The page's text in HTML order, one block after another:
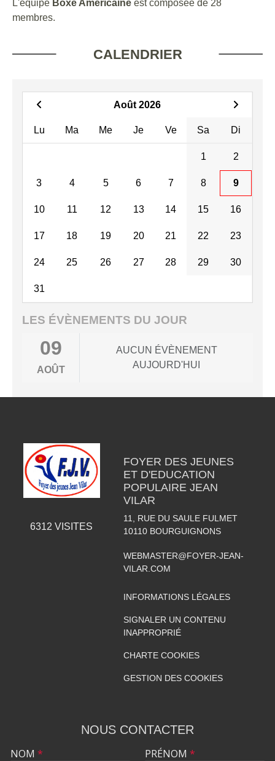
L'équipe Boxe Américaine est composée de 28
membres.
CALENDRIER
Août 2026
Lu Ma Me Je Ve Sa Di
1 2
3 4 5 6 7 8 9
10 11 12 13 14 15 16
17 18 19 20 21 22 23
24 25 26 27 28 29 30
31
LES ÉVÈNEMENTS DU JOUR
09
AOÛT
AUCUN ÉVÈNEMENT
AUJOURD'HUI
6312 VISITES
FOYER DES JEUNES
ET D'EDUCATION
POPULAIRE JEAN
VILAR
11, RUE DU SAULE FULMET
10110 BOURGUIGNONS
WEBMASTER@FOYER-JEAN-
VILAR.COM
INFORMATIONS LÉGALES
SIGNALER UN CONTENU
INAPPROPRIÉ
CHARTE COOKIES
GESTION DES COOKIES
NOUS CONTACTER
NOM * PRÉNOM *